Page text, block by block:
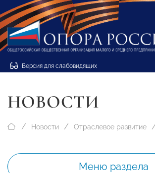
Версия для слабовидящих
НОВОСТИ
Новости Отраслевое развитие
Меню раздела